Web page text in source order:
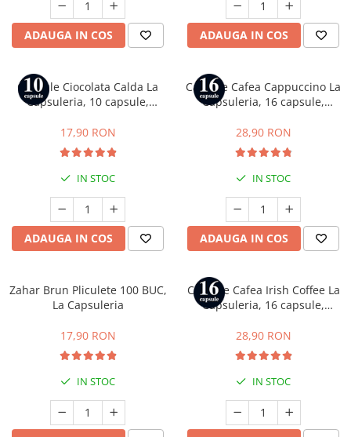
Capsule compatibile Uno System
Capsule compatibile Caffitaly
PADURI CAFEA & MONODOZE
Paduri cafea ESE44
CAFEA BOABE
ADAUGA IN COS ADAUGA IN COS
Capsule Ciocolata Calda La
Capsuleria, 10 capsule,
17,90 RON
IN STOC
ADAUGA IN COS
Capsule Cafea Cappuccino La
Capsuleria, 16 capsule,
28,90 RON
IN STOC
ADAUGA IN COS
Zahar Brun Pliculete 100 BUC,
La Capsuleria
17,90 RON
IN STOC
Capsule Cafea Irish Coffee La
Capsuleria, 16 capsule,
28,90 RON
IN STOC